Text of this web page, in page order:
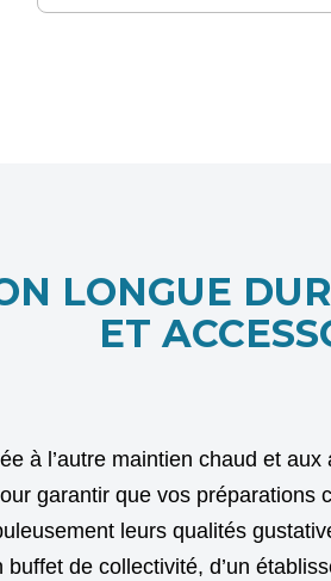
LONGUE
ET
à l’autre maintien chaud et
garantir que vos
leurs qualités
buffet de collectivité, d’un